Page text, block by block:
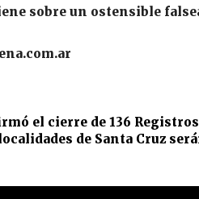
sobre un ostensible
el cierre de 136
de Santa Cruz